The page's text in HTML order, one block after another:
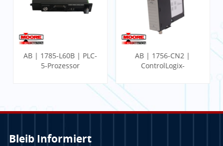
AB | 1785-L60B | PLC-
5-Prozessor
AB | 1756-CN2 |
ControlLogix-
Bleib Informiert